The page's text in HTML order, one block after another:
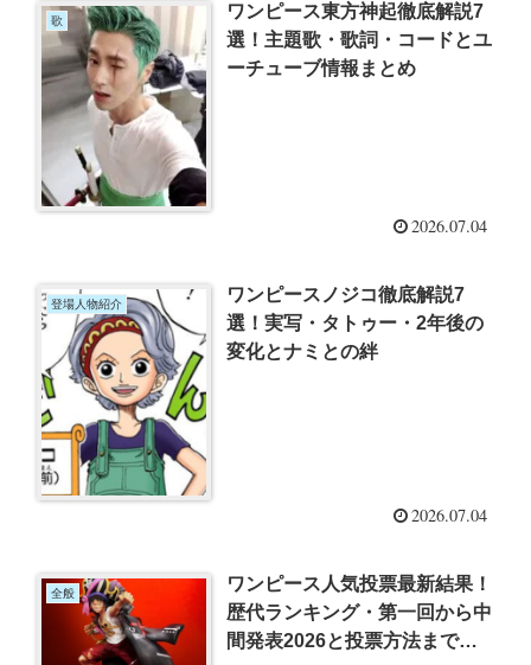
歌
ワンピース東方神起徹底解説7
選！主題歌・歌詞・コードとユ
ーチューブ情報まとめ
2026.07.04
登場人物紹介
ワンピースノジコ徹底解説7
選！実写・タトゥー・2年後の
変化とナミとの絆
2026.07.04
全般
ワンピース人気投票最新結果！
歴代ランキング・第一回から中
間発表2026と投票方法まで徹